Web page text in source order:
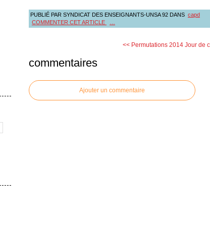
PUBLIÉ PAR SYNDICAT DES ENSEIGNANTS-UNSA 92 DANS capd
COMMENTER CET ARTICLE
<< Permutations 2014 Jour de
commentaires
Ajouter un commentaire